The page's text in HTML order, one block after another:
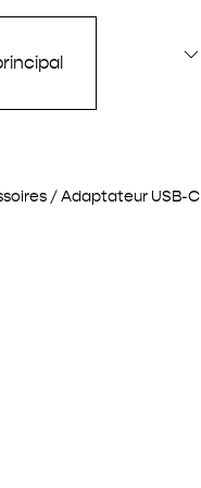
/ Adaptateur USB-C